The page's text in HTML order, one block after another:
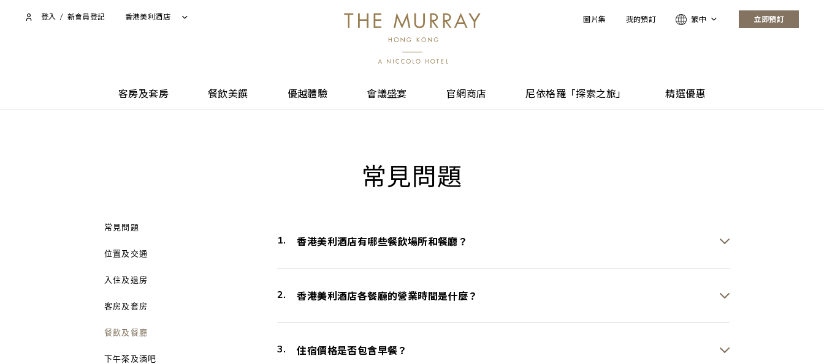
登入 / 新會員登記 香港美利酒店 圖片集 我的預訂 繁中 立即預訂
客房及套房 餐飲美饌 優越體驗 會議盛宴 官網商店 尼依格羅「探索之旅」 精選優惠
常見問題
常見問題
位置及交通
入住及退房
客房及套房
餐飲及餐廳
下午茶及酒吧
香港美利酒店有哪些餐飲場所和餐廳？
香港美利酒店各餐廳的營業時間是什麼？
住宿價格是否包含早餐？